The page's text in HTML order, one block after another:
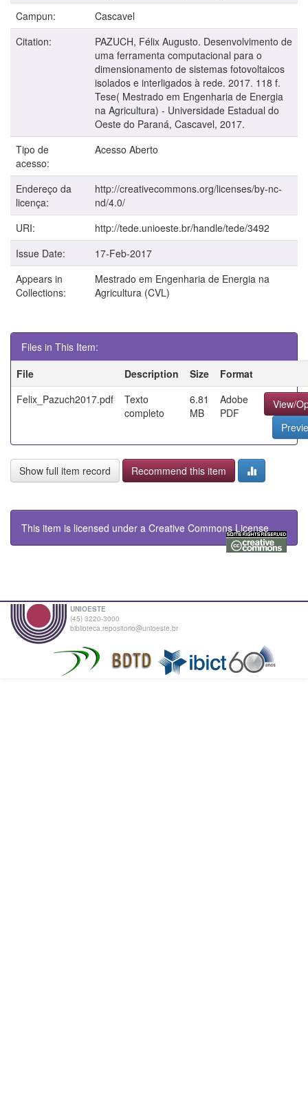
Campun:
Cascavel
Citation:
PAZUCH, Félix Augusto. Desenvolvimento de
uma ferramenta computacional para o
dimensionamento de sistemas fotovoltaicos
isolados e interligados à rede. 2017. 118 f.
Tese( Mestrado em Engenharia de Energia
na Agricultura) - Universidade Estadual do
Oeste do Paraná, Cascavel, 2017.
Tipo de
acesso:
Acesso Aberto
Endereço da
licença:
http://creativecommons.org/licenses/by-nc-
nd/4.0/
URI:
http://tede.unioeste.br/handle/tede/3492
Issue Date:
17-Feb-2017
Appears in
Collections:
Mestrado em Engenharia de Energia na
Agricultura (CVL)
Files in This Item:
File
Description Size
Format
Felix_Pazuch2017.pdf
Texto
completo
6.81
MB
Adobe
PDF
View/
Show full item record Recommend this item
This item is licensed under a Creative Commons License
UNIOESTE
(45) 3220-3000
biblioteca.repositorio@unioeste.br